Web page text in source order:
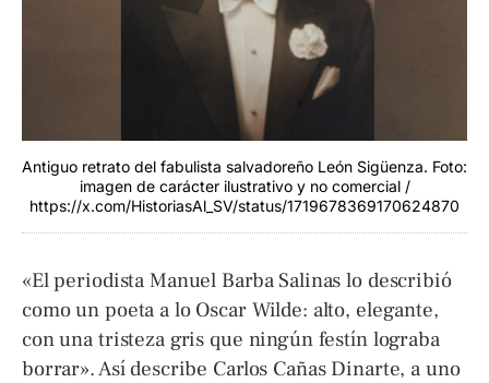
Antiguo retrato del fabulista salvadoreño León Sigüenza. Foto:
imagen de carácter ilustrativo y no comercial /
https://x.com/HistoriasAl_SV/status/1719678369170624870
«El periodista Manuel Barba Salinas lo describió
como un poeta a lo Oscar Wilde: alto, elegante,
con una tristeza gris que ningún festín lograba
borrar». Así describe Carlos Cañas Dinarte, a uno